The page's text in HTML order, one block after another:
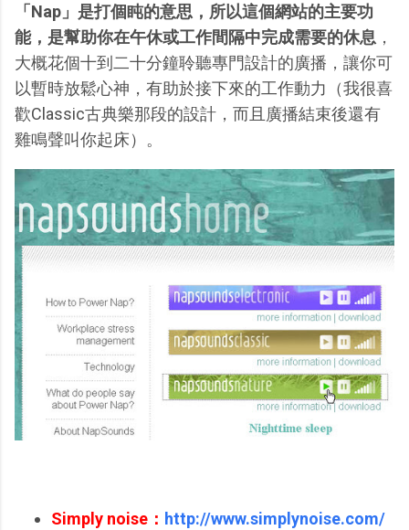
「Nap」是打個盹的意思，所以這個網站的主要功
能，是幫助你在午休或工作間隔中完成需要的休息 ，
大概花個十到二十分鐘聆聽專門設計的廣播，讓你可
以暫時放鬆心神，有助於接下來的工作動力（我很喜
歡Classic古典樂那段的設計，而且廣播結束後還有
雞鳴聲叫你起床）。
Simply noise： http://www.simplynoise.com/